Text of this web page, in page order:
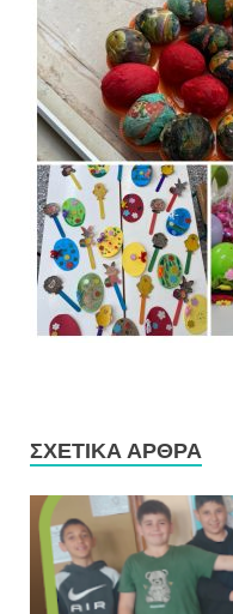
ΣΧΕΤΙΚΆ ΆΡΘΡΑ